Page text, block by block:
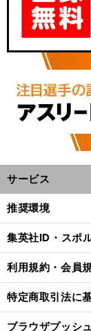
サービス
推奨環境
集英社ID・スポ
利用規約・会員
特定商取引法に
ブラウザプッシ